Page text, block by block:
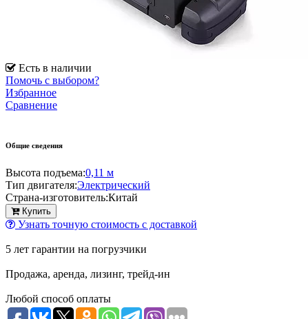
Есть в наличии
Помочь с выбором?
Избранное
Сравнение
Общие сведения
Высота подъема:0,11 м
Тип двигателя:Электрический
Страна-изготовитель:Китай
Купить
Узнать точную стоимость с доставкой
5 лет гарантии на погрузчики
Продажа, аренда, лизинг, трейд-ин
Любой способ оплаты